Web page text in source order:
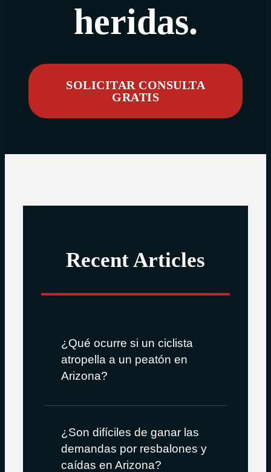
heridas.
SOLICITAR CONSULTA
GRATIS
Recent Articles
¿Qué ocurre si un ciclista
atropella a un peatón en
Arizona?
¿Son difíciles de ganar las
demandas por resbalones y
caídas en Arizona?